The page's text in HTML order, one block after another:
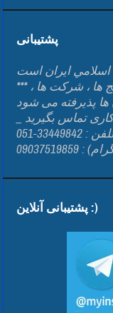
پشتیبانی
اسلامي ايران است
*** کلیه سفارشات همکاری توسط پیج ها ، شرکت ها ،
: 33449842-051
پشتیبانی آنلاین :)